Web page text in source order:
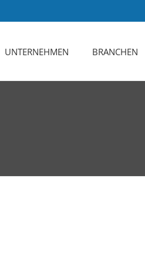
UNTERNEHMEN
Das sind Wir
BRANCHEN